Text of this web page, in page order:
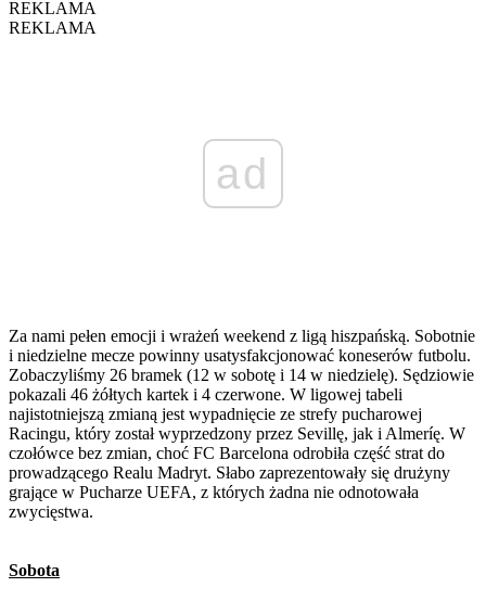
REKLAMA
REKLAMA
ad
Za nami pełen emocji i wrażeń weekend z ligą hiszpańską. Sobotnie
i niedzielne mecze powinny usatysfakcjonować koneserów futbolu.
Zobaczyliśmy 26 bramek (12 w sobotę i 14 w niedzielę). Sędziowie
pokazali 46 żółtych kartek i 4 czerwone. W ligowej tabeli
najistotniejszą zmianą jest wypadnięcie ze strefy pucharowej
Racingu, który został wyprzedzony przez Sevillę, jak i Almeríę. W
czołówce bez zmian, choć FC Barcelona odrobiła część strat do
prowadzącego Realu Madryt. Słabo zaprezentowały się drużyny
grające w Pucharze UEFA, z których żadna nie odnotowała
zwycięstwa.
Sobota